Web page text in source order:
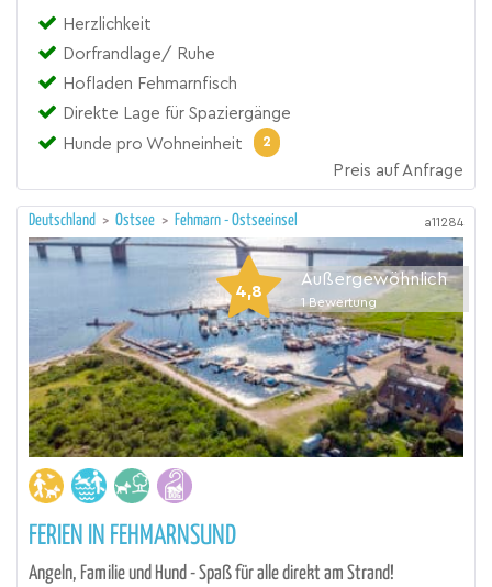
Herzlichkeit
Dorfrandlage/ Ruhe
Hofladen Fehmarnfisch
Direkte Lage für Spaziergänge
Hunde pro Wohneinheit
2
Preis auf Anfrage
Deutschland > Ostsee > Fehmarn - Ostseeinsel a11284
4,8
Außergewöhnlich
1 Bewertung
FERIEN IN FEHMARNSUND
Angeln, Familie und Hund - Spaß für alle direkt am Strand!